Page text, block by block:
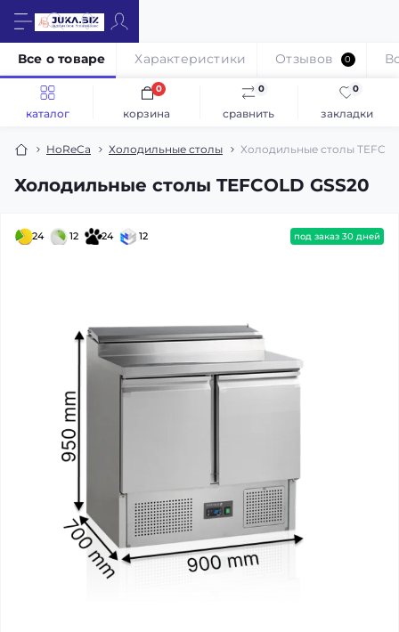
каталог сравнить
0
закладки
0
корзина
0
HoReCa Холодильные столы Холодильные столы
Холодильные столы TEFCOLD GSS20
Все о товаре Характеристики Отзывов 0
24 12 24 12 под заказ 30 дней